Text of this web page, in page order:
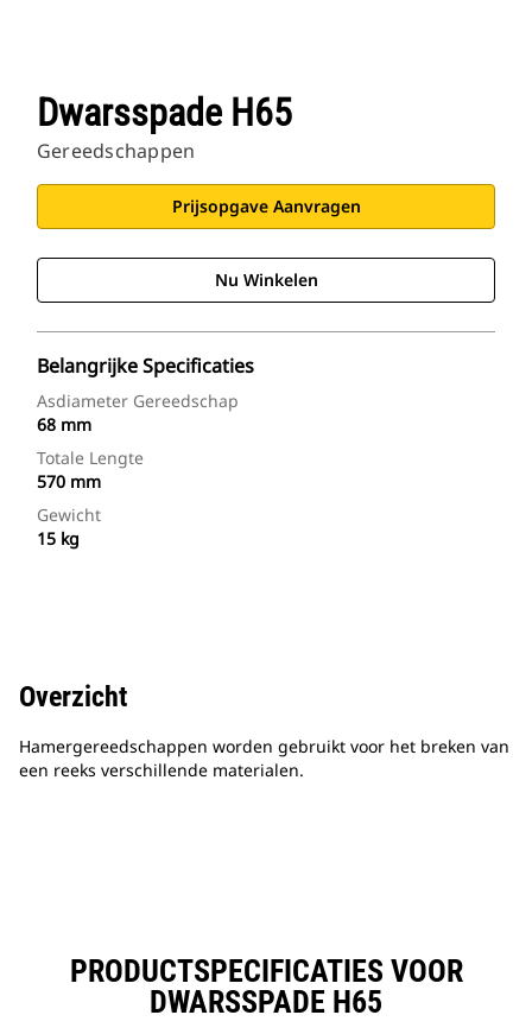
Dwarsspade H65
Gereedschappen
Prijsopgave Aanvragen
Nu Winkelen
Belangrijke Specificaties
Asdiameter Gereedschap
68 mm
Totale Lengte
570 mm
Gewicht
15 kg
Overzicht
Hamergereedschappen worden gebruikt voor het breken van
een reeks verschillende materialen.
PRODUCTSPECIFICATIES VOOR
DWARSSPADE H65